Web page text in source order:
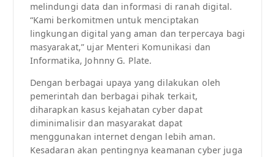
melindungi data dan informasi di ranah digital.
“Kami berkomitmen untuk menciptakan
lingkungan digital yang aman dan terpercaya bagi
masyarakat,” ujar Menteri Komunikasi dan
Informatika, Johnny G. Plate.
Dengan berbagai upaya yang dilakukan oleh
pemerintah dan berbagai pihak terkait,
diharapkan kasus kejahatan cyber dapat
diminimalisir dan masyarakat dapat
menggunakan internet dengan lebih aman.
Kesadaran akan pentingnya keamanan cyber juga